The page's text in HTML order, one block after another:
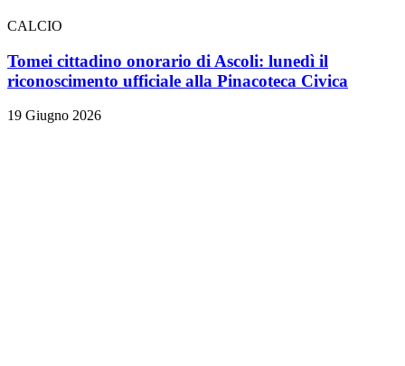
CALCIO
Tomei cittadino onorario di Ascoli: lunedì il
riconoscimento ufficiale alla Pinacoteca Civica
19 Giugno 2026